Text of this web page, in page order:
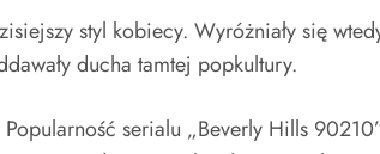
styl kobiecy. Wyróżniały się
ducha tamtej popkultury.
serialu „Beverly Hills